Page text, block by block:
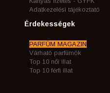
Adatkezelési tájékoztató
Érdekességek
PARFÜM MAGAZIN
Várható parfümök
Top 10 női illat
Top 10 férfi illat